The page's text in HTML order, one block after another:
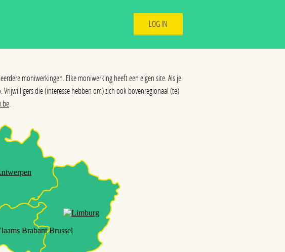
LOG IN
moniwerkingen. Elke moniwerking heeft een eigen site. Als je
die (interesse hebben om) zich ook bovenregionaal (te)